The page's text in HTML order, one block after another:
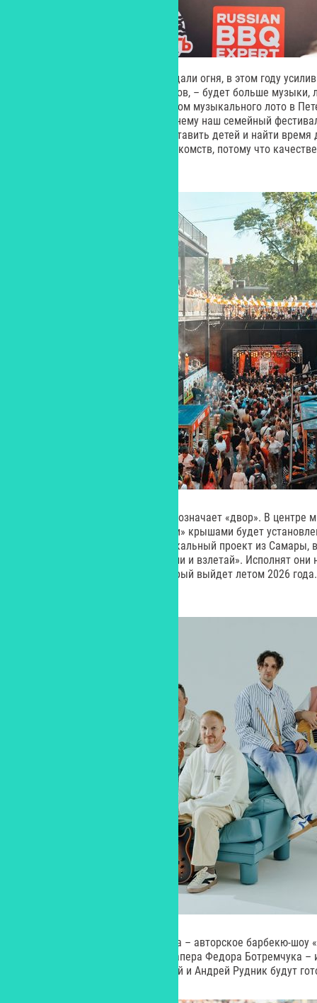
«В прошлом году мы мощно раздали огня, в этом году
и «отец ЖаритьФест» Ден Столбов, – будет больше
делаем коллаб с лучшим проектом музыкального лото в
настоящий антистресс. По-прежнему наш семейный
предлагаем семейным парам оставить детей и найти время
веселья в компании и новых знакомств, потому что
«Ярд» в переводе с английского означает «двор». В центре
террасами и тремя «обитаемыми» крышами будет
выступят «Братья Грим» – музыкальный проект из Самары,
«Кустурица» и «Хлопай ресницами и взлетай». Исполнят
песни, входящие в альбом, который выйдет летом 2026
Гастрономический гвоздь вечера – авторское барбекю-
комментарии ведущего – стендапера Федора Ботремчука –
барбекю-творцы Сергей Стыслый и Андрей Рудник будут